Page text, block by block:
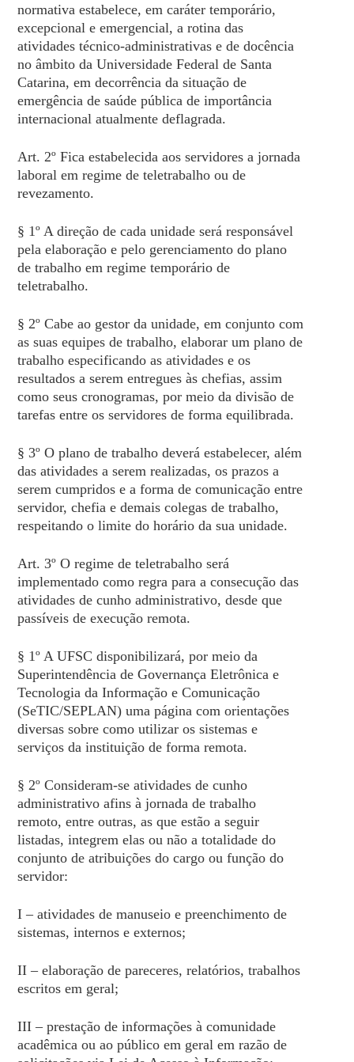
normativa estabelece, em caráter temporário,
excepcional e emergencial, a rotina das
atividades técnico-administrativas e de docência
no âmbito da Universidade Federal de Santa
Catarina, em decorrência da situação de
emergência de saúde pública de importância
internacional atualmente deflagrada.
Art. 2º Fica estabelecida aos servidores a jornada
laboral em regime de teletrabalho ou de
revezamento.
§ 1º A direção de cada unidade será responsável
pela elaboração e pelo gerenciamento do plano
de trabalho em regime temporário de
teletrabalho.
§ 2º Cabe ao gestor da unidade, em conjunto com
as suas equipes de trabalho, elaborar um plano de
trabalho especificando as atividades e os
resultados a serem entregues às chefias, assim
como seus cronogramas, por meio da divisão de
tarefas entre os servidores de forma equilibrada.
§ 3º O plano de trabalho deverá estabelecer, além
das atividades a serem realizadas, os prazos a
serem cumpridos e a forma de comunicação entre
servidor, chefia e demais colegas de trabalho,
respeitando o limite do horário da sua unidade.
Art. 3º O regime de teletrabalho será
implementado como regra para a consecução das
atividades de cunho administrativo, desde que
passíveis de execução remota.
§ 1º A UFSC disponibilizará, por meio da
Superintendência de Governança Eletrônica e
Tecnologia da Informação e Comunicação
(SeTIC/SEPLAN) uma página com orientações
diversas sobre como utilizar os sistemas e
serviços da instituição de forma remota.
§ 2º Consideram-se atividades de cunho
administrativo afins à jornada de trabalho
remoto, entre outras, as que estão a seguir
listadas, integrem elas ou não a totalidade do
conjunto de atribuições do cargo ou função do
servidor:
I – atividades de manuseio e preenchimento de
sistemas, internos e externos;
II – elaboração de pareceres, relatórios, trabalhos
escritos em geral;
III – prestação de informações à comunidade
acadêmica ou ao público em geral em razão de